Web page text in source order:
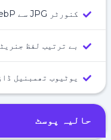
کنورٹر JPG سے WebP
بے ترتیب لفظ
یوٹیوب تھمبنیل
حالیہ پوسٹ